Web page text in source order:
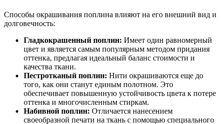
Способы окрашивания поплина влияют на его внешний вид и
долговечность:
Гладкокрашенный поплин: Имеет один равномерный
цвет и является самым популярным методом придания
оттенка, предлагая идеальный баланс стоимости и
качества ткани.
Пестротканый поплин: Нити окрашиваются еще до
того, как они станут единым полотном. Это
обеспечивает повышенную устойчивость цвета к потере
оттенка и многочисленным стиркам.
Набивной поплин: Отличается нанесением
своеобразной печати на ткань с помощью специального